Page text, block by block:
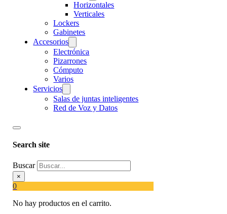
Horizontales
Verticales
Lockers
Gabinetes
Accesorios
Electrónica
Pizarrones
Cómputo
Varios
Servicios
Salas de juntas inteligentes
Red de Voz y Datos
Search site
Buscar
×
0
No hay productos en el carrito.